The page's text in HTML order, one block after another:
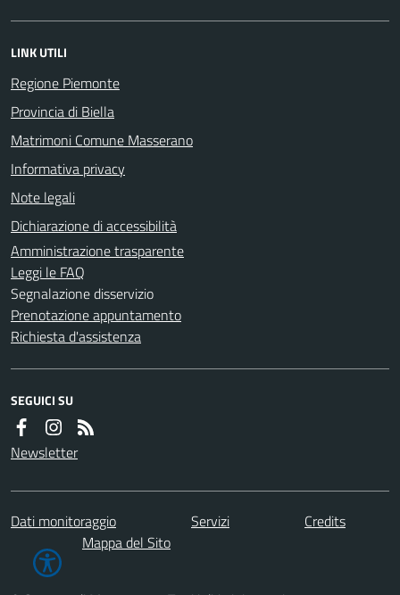
LINK UTILI
Regione Piemonte
Provincia di Biella
Matrimoni Comune Masserano
Informativa privacy
Note legali
Dichiarazione di accessibilità
Amministrazione trasparente
Leggi le FAQ
Segnalazione disservizio
Prenotazione appuntamento
Richiesta d'assistenza
SEGUICI SU
Newsletter
Dati monitoraggio Servizi
Credits
Mappa del Sito